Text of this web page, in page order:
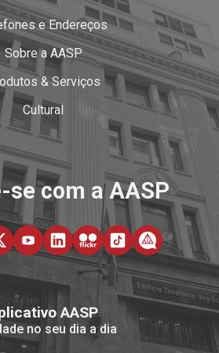
e Endereços
Sobre a AASP
& Serviços
Cultural
se com a AASP
AASP
no seu dia a dia